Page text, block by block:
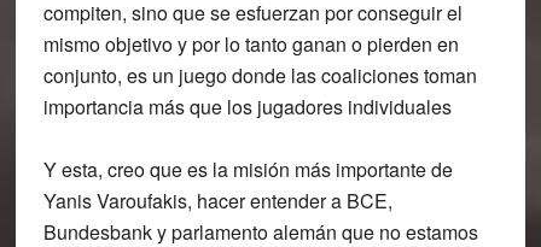
compiten, sino que se esfuerzan por conseguir el
mismo objetivo y por lo tanto ganan o pierden en
conjunto, es un juego donde las coaliciones toman
importancia más que los jugadores individuales
Y esta, creo que es la misión más importante de
Yanis Varoufakis, hacer entender a BCE,
Bundesbank y parlamento alemán que no estamos